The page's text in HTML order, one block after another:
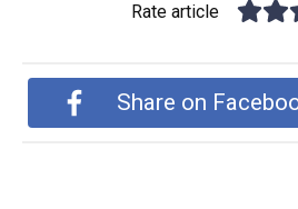
Rate article
Share on